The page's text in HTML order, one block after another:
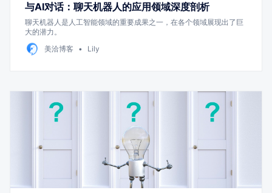
与AI对话：聊天机器人的应用领域深度剖析
聊天机器人是人工智能领域的重要成果之一，在各个领域展现出了巨
大的潜力。
美洽博客
Lily